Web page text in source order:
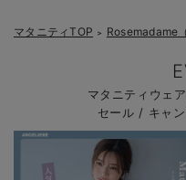
マタニティTOP ＞ Rosemadame
マタニティウェ
セール / キャ